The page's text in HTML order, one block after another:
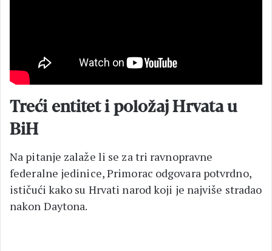
Treći entitet i položaj Hrvata u
BiH
Na pitanje zalaže li se za tri ravnopravne
federalne jedinice, Primorac odgovara potvrdno,
ističući kako su Hrvati narod koji je najviše stradao
nakon Daytona.